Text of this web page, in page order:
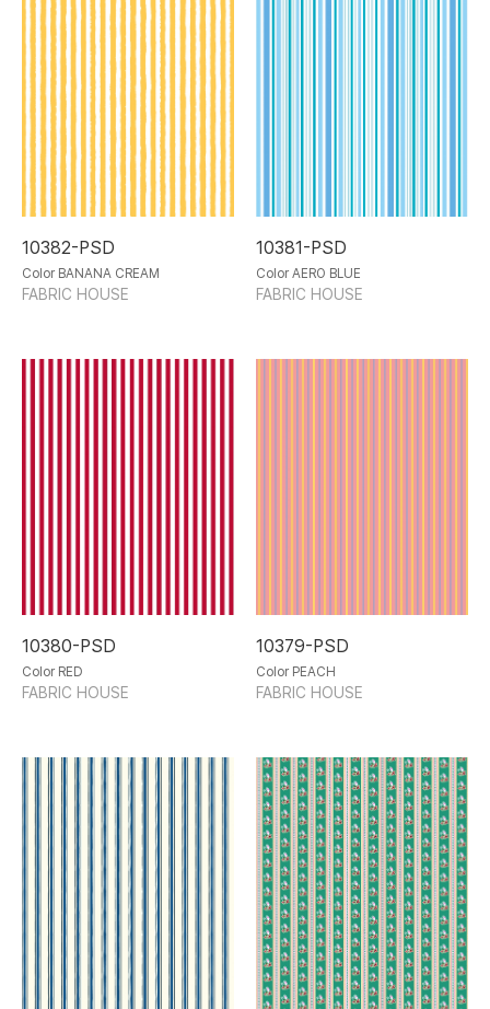
10382-PSD
Color BANANA CREAM
FABRIC HOUSE
10381-PSD
Color AERO BLUE
FABRIC HOUSE
10380-PSD
Color RED
FABRIC HOUSE
10379-PSD
Color PEACH
FABRIC HOUSE